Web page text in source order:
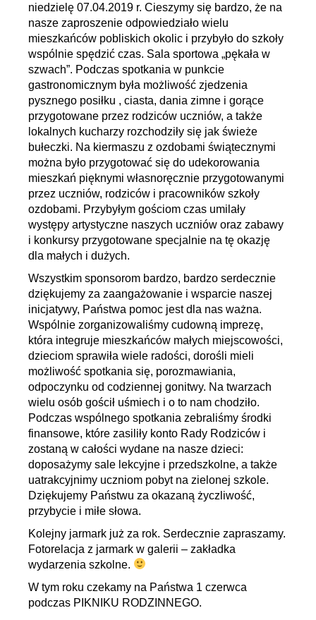
niedzielę 07.04.2019 r. Cieszymy się bardzo, że na
nasze zaproszenie odpowiedziało wielu
mieszkańców pobliskich okolic i przybyło do szkoły
wspólnie spędzić czas. Sala sportowa „pękała w
szwach”. Podczas spotkania w punkcie
gastronomicznym była możliwość zjedzenia
pysznego posiłku , ciasta, dania zimne i gorące
przygotowane przez rodziców uczniów, a także
lokalnych kucharzy rozchodziły się jak świeże
bułeczki. Na kiermaszu z ozdobami świątecznymi
można było przygotować się do udekorowania
mieszkań pięknymi własnoręcznie przygotowanymi
przez uczniów, rodziców i pracowników szkoły
ozdobami. Przybyłym gościom czas umilały
występy artystyczne naszych uczniów oraz zabawy
i konkursy przygotowane specjalnie na tę okazję
dla małych i dużych.
Wszystkim sponsorom bardzo, bardzo serdecznie
dziękujemy za zaangażowanie i wsparcie naszej
inicjatywy, Państwa pomoc jest dla nas ważna.
Wspólnie zorganizowaliśmy cudowną imprezę,
która integruje mieszkańców małych miejscowości,
dzieciom sprawiła wiele radości, dorośli mieli
możliwość spotkania się, porozmawiania,
odpoczynku od codziennej gonitwy. Na twarzach
wielu osób gościł uśmiech i o to nam chodziło.
Podczas wspólnego spotkania zebraliśmy środki
finansowe, które zasiliły konto Rady Rodziców i
zostaną w całości wydane na nasze dzieci:
doposażymy sale lekcyjne i przedszkolne, a także
uatrakcyjnimy uczniom pobyt na zielonej szkole.
Dziękujemy Państwu za okazaną życzliwość,
przybycie i miłe słowa.
Kolejny jarmark już za rok. Serdecznie zapraszamy.
Fotorelacja z jarmark w galerii – zakładka
wydarzenia szkolne.
W tym roku czekamy na Państwa 1 czerwca
podczas PIKNIKU RODZINNEGO.